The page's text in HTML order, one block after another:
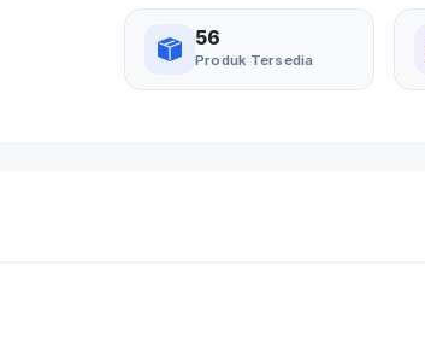
56
Produk Tersedia